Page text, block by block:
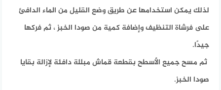
لذلك يمكن استخدامها عن طريق وضع القليل من الماء الدافئ
على فرشاة التنظيف وإضافة كمية من صودا الخبز ، ثم فركها
جيدًا.
ثم مسح جميع الأسطح بقطعة قماش مبللة دافئة لإزالة بقايا
صودا الخبز.